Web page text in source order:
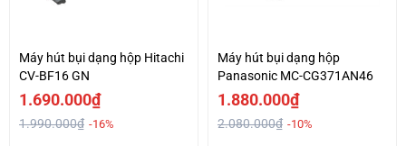
Máy hút bụi dạng hộp Hitachi
CV-BF16 GN
1.690.000₫
1.990.000₫ -16%
Máy hút bụi dạng hộp
Panasonic MC-CG371AN46
1.880.000₫
2.080.000₫ -10%